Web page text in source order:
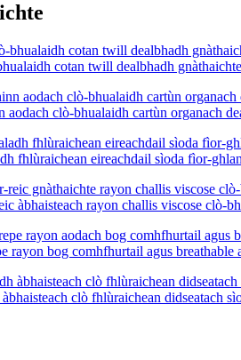
cotan twill dealbhadh
aodach clò-bhualaidh cartùn organach
fhlùraichean eireachdail sìoda fìor-
àbhaisteach rayon challis viscose clò-
rayon bog comhfhurtail agus breathable
clò fhlùraichean didseatach